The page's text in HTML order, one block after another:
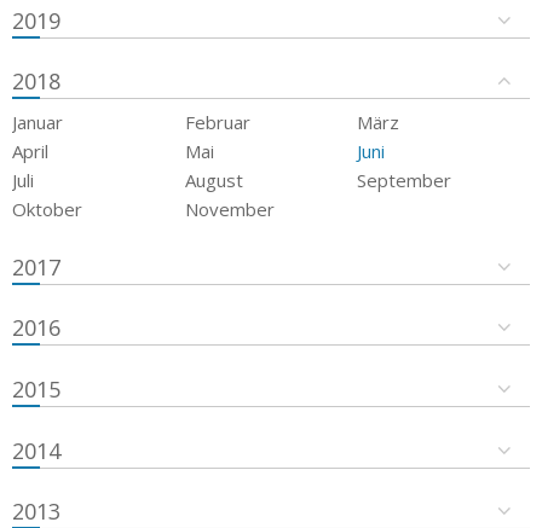
2019
2018
Januar Februar
März
April
Mai
Juni
Juli
August
September
Oktober
November
2017
2016
2015
2014
2013